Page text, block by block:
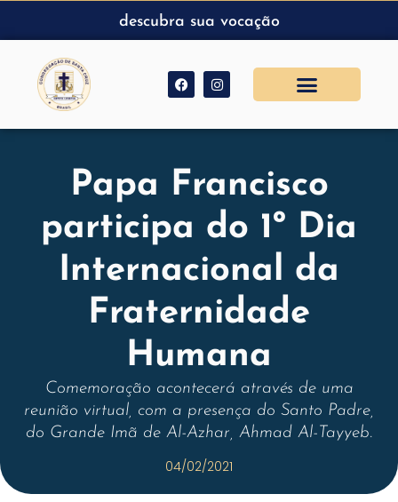
descubra sua vocação
Papa Francisco
participa do 1º Dia
Internacional da
Fraternidade
Humana
Comemoração acontecerá através de uma
reunião virtual, com a presença do Santo Padre,
do Grande Imã de Al-Azhar, Ahmad Al-Tayyeb.
04/02/2021